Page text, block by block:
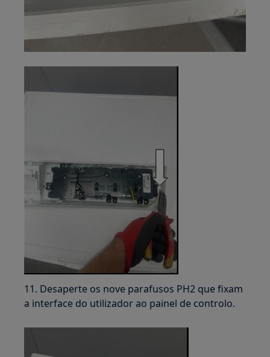
11. Desaperte os nove parafusos PH2 que fixam
a interface do utilizador ao painel de controlo.